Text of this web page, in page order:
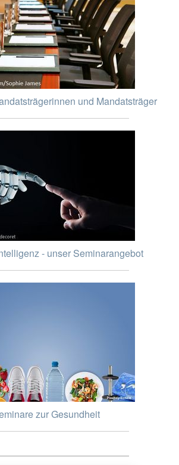
und Mandatsträger
- unser Seminarangebot
zur Gesundheit